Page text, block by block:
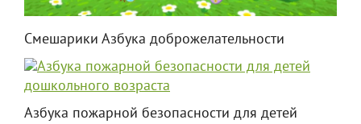
Смешарики Азбука доброжелательности
Азбука пожарной безопасности для детей